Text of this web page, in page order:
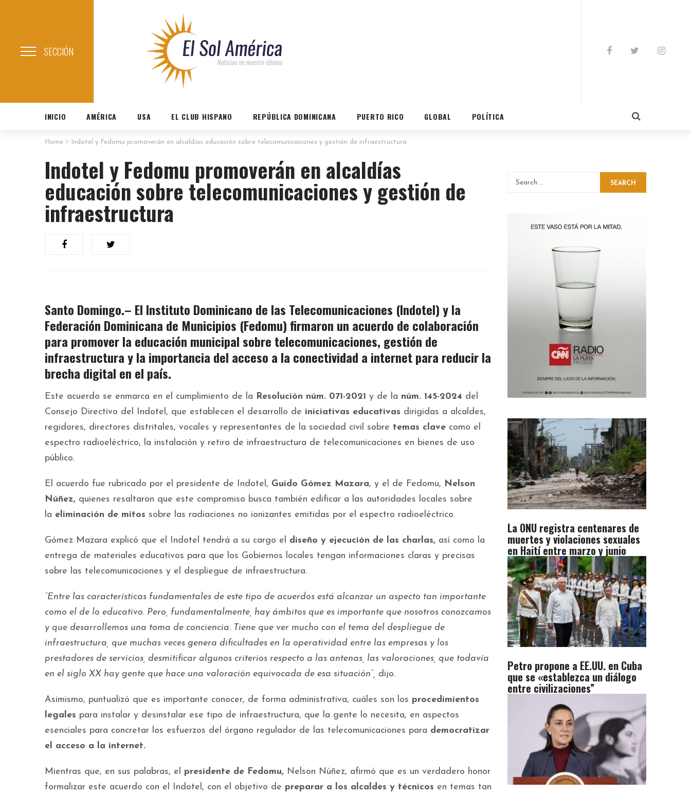
SECCIÓN
INICIO AMÉRICA USA EL CLUB HISPANO REPÚBLICA DOMINICANA PUERTO RICO GLOBAL POLÍTICA
Home Indotel y Fedomu promoverán en alcaldías educación sobre telecomunicaciones y gestión de infraestructura
Indotel y Fedomu promoverán en alcaldías
educación sobre telecomunicaciones y gestión de
infraestructura
Santo Domingo.– El Instituto Dominicano de las Telecomunicaciones (Indotel) y la
Federación Dominicana de Municipios (Fedomu)firmaron un acuerdo de colaboración
para promover la educación municipal sobre telecomunicaciones, gestión de
infraestructura y la importancia del acceso a la conectividad a internet para reducir la
brecha digital en el país.
Este acuerdo se enmarca en el cumplimiento de la Resolución núm. 071-2021 y de la núm. 145-2024 del
Consejo Directivo del Indotel, que establecen el desarrollo de iniciativas educativas dirigidas a alcaldes,
regidores, directores distritales, vocales y representantes de la sociedad civil sobre temas clave como el
espectro radioeléctrico, la instalación y retiro de infraestructura de telecomunicaciones en bienes de uso
público.
El acuerdo fue rubricado por el presidente de Indotel, Guido Gómez Mazara, y el de Fedomu, Nelson
Núñez, quienes resaltaron que este compromiso busca también edificar a las autoridades locales sobre
la eliminación de mitos sobre las radiaciones no ionizantes emitidas por el espectro radioeléctrico.
Gómez Mazara explicó que el Indotel tendrá a su cargo el diseño y ejecución de las charlas, así como la
entrega de materiales educativos para que los Gobiernos locales tengan informaciones claras y precisas
sobre las telecomunicaciones y el despliegue de infraestructura.
“Entre las características fundamentales de este tipo de acuerdos está alcanzar un aspecto tan importante
como el de lo educativo. Pero, fundamentalmente, hay ámbitos que es importante que nosotros conozcamos
y que desarrollemos una toma de conciencia. Tiene que ver mucho con el tema del despliegue de
infraestructura, que muchas veces genera dificultades en la operatividad entre las empresas y los
prestadores de servicios, desmitificar algunos criterios respecto a las antenas, las valoraciones, que todavía
en el siglo XX hay gente que hace una valoración equivocada de esa situación”, dijo.
Asimismo, puntualizó que es importante conocer, de forma administrativa, cuáles son los procedimientos
legales para instalar y desinstalar ese tipo de infraestructura, que la gente lo necesita, en aspectos
esenciales para concretar los esfuerzos del órgano regulador de las telecomunicaciones para democratizar
el acceso a la internet.
Mientras que, en sus palabras, el presidente de Fedomu, Nelson Núñez, afirmó que es un verdadero honor
formalizar este acuerdo con el Indotel, con el objetivo de preparar a los alcaldes y técnicos en temas tan
SEARCH
La ONU registra centenares de
muertes y violaciones sexuales
en Haití entre marzo y junio
Petro propone a EE.UU. en Cuba
que se «establezca un diálogo
entre civilizaciones”